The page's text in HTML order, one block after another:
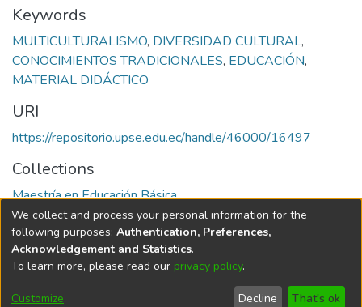
Keywords
MULTICULTURALISMO, DIVERSIDAD CULTURAL,
CONOCIMIENTOS TRADICIONALES, EDUCACIÓN,
MATERIAL DIDÁCTICO
URI
https://repositorio.upse.edu.ec/handle/46000/16497
Collections
Maestría en Educación Básica
Full item page
DSpace softwarecopyright © 2002-2026
Cookie
End User
Send
We collect and process your personal information for the
following purposes: Authentication, Preferences,
Acknowledgement and Statistics.
To learn more, please read our privacy policy.
Customize Decline That's ok